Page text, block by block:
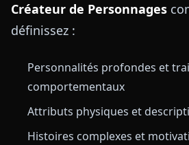
Créateur de Personnages
définissez :
Personnalités profondes et
comportementaux
Attributs physiques et
Histoires complexes et